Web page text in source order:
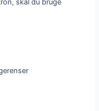
skal du bruge